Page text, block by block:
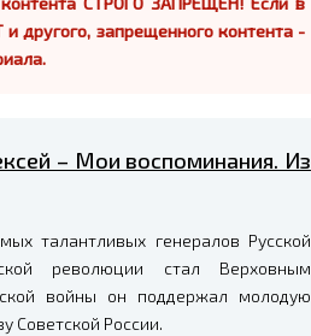
другого, запрещенного контента -
– Мои воспоминания. Из
талантливых генералов Русской
революции стал Верховным
войны он поддержал молодую
Советской России.